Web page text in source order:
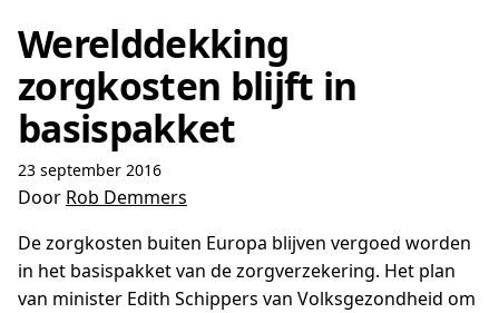
Werelddekking
zorgkosten blijft in
basispakket
23 september 2016
Door Rob Demmers
De zorgkosten buiten Europa blijven vergoed worden
in het basispakket van de zorgverzekering. Het plan
van minister Edith Schippers van Volksgezondheid om